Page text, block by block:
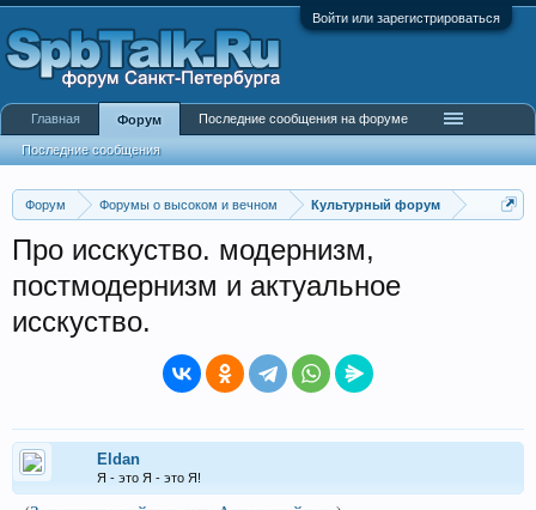
Войти или зарегистрироваться
Форум Форумы о высоком и вечном Культурный форум
Про исскуство. модернизм,
постмодернизм и актуальное
исскуство.
Eldan
Я - это Я - это Я!
Главная Форум
Последние сообщения
Последние сообщения на форуме